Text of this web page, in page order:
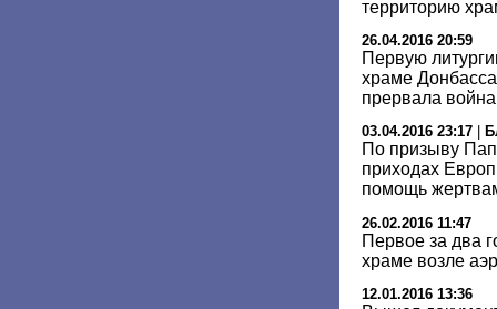
территорию
26.04.2016 20:59
Первую
храме
прервала война
03.04.2016 23:17
По призыву
приходах
помощь
26.02.2016 11:47
Первое за два
храме возле
12.01.2016 13:36